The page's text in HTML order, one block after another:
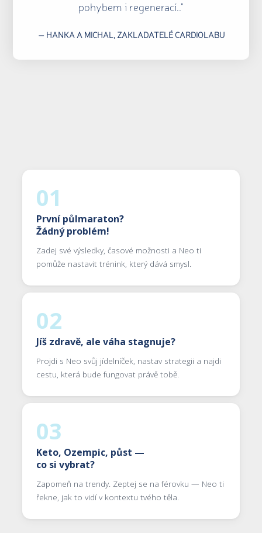
pohybem i regenerací.."
— HANKA A MICHAL, ZAKLADATELÉ CARDIOLABU
01
První půlmaraton?
Žádný problém!
Zadej své výsledky, časové možnosti a Neo ti
pomůže nastavit trénink, který dává smysl.
02
Jíš zdravě, ale váha stagnuje?
Projdi s Neo svůj jídelníček, nastav strategii a najdi
cestu, která bude fungovat právě tobě.
03
Keto, Ozempic, půst —
co si vybrat?
Zapomeň na trendy. Zeptej se na férovku — Neo ti
řekne, jak to vidí v kontextu tvého těla.